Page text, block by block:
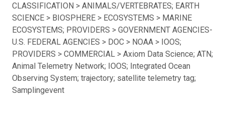
CLASSIFICATION > ANIMALS/VERTEBRATES; EARTH
SCIENCE > BIOSPHERE > ECOSYSTEMS > MARINE
ECOSYSTEMS; PROVIDERS > GOVERNMENT AGENCIES-
U.S. FEDERAL AGENCIES > DOC > NOAA > IOOS;
PROVIDERS > COMMERCIAL > Axiom Data Science; ATN;
Animal Telemetry Network; IOOS; Integrated Ocean
Observing System; trajectory; satellite telemetry tag;
Samplingevent